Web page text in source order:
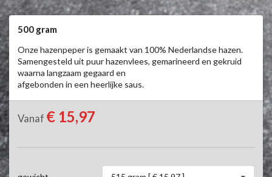
500 gram
Onze hazenpeper is gemaakt van 100% Nederlandse hazen.
Samengesteld uit puur hazenvlees, gemarineerd en gekruid
waarna langzaam gegaard en
afgebonden in een heerlijke saus.
Vanaf € 15,97